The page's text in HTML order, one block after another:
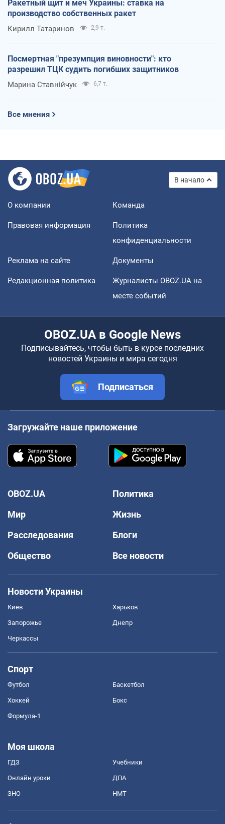
Ракетный щит и меч Украины: ставка на
производство собственных ракет
Кирилл Татаринов 2,9 т.
Посмертная "презумпция виновности": кто
разрешил ТЦК судить погибших защитников
Марина Ставнійчук 6,7 т.
Все мнения
В начало
О компании Команда
Правовая информация
Политика
конфиденциальности
Реклама на сайте Документы
Редакционная политика
Журналисты OBOZ.UA на
месте событий
OBOZ.UA в Google News
Подписывайтесь, чтобы быть в курсе последних
новостей Украины и мира сегодня
Подписаться
Загружайте наше приложение
OBOZ.UA
Политика
Мир
Жизнь
Расследования
Блоги
Общество
Все новости
Новости Украины
Киев Харьков
Запорожье Днепр
Черкассы
Спорт
Футбол Баскетбол
Хоккей Бокс
Формула-1
Моя школа
ГДЗ Учебники
Онлайн уроки ДПА
ЗНО НМТ